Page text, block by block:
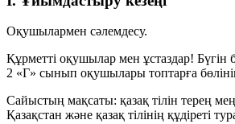
Оқушылармен сәлемдесу.
Құрметті оқушылар мен ұстаздар!
2 «Г» сынып оқушылары топтарға
Сайыстың мақсаты: қазақ тілін терең
Қазақстан және қазақ тілінің құдіреті